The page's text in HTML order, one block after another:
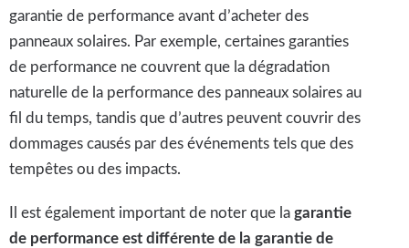
garantie de performance avant d’acheter des
panneaux solaires. Par exemple, certaines garanties
de performance ne couvrent que la dégradation
naturelle de la performance des panneaux solaires au
fil du temps, tandis que d’autres peuvent couvrir des
dommages causés par des événements tels que des
tempêtes ou des impacts.
Il est également important de noter que la garantie
de performance est différente de la garantie de